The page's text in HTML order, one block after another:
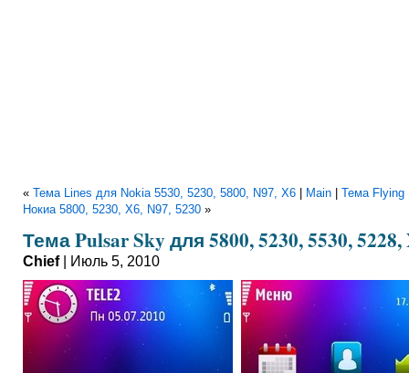
« Тема Lines для Nokia 5530, 5230, 5800, N97, X6 Main
Тема Flying
Нокиа 5800, 5230, X6, N97, 5230 »
Тема Pulsar Sky для 5800, 5230, 5530, 5228,
Chief| Июль 5, 2010